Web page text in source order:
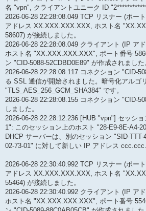
名 "vpn", クライアントユニーク ID
2026-06-28 22:28:08.049 TCP リスナー (ポー
アドレス XX.XXX.XXX.XXX, ホスト名
58607) が接続しました。
2026-06-28 22:28:08.049 クライアント (IP ア
ホスト名 "XX.XXX.XXX.XXX", ポート番号
ン "CID-5088-52CDBD0E89" が作成されました
2026-06-28 22:28:08.117 コネクション "CID-
る SSL 通信が開始されました。暗号化アルゴ
"TLS_AES_256_GCM_SHA384" です。
2026-06-28 22:28:08.155 コネクション "CID-
しました。
2026-06-28 22:28:12.236 [HUB "vpn"] セッシ
1": このセッション上のホスト "28-E9-8E-A4-
DHCP サーバーは、別のセッション "SID-
02-73-01" に対して新しい IP アドレス
2026-06-28 22:30:40.992 TCP リスナー (ポー
アドレス XX.XXX.XXX.XXX, ホスト名
55464) が接続しました。
2026-06-28 22:30:40.992 クライアント (IP ア
ホスト名 "XX.XXX.XXX.XXX", ポート番号